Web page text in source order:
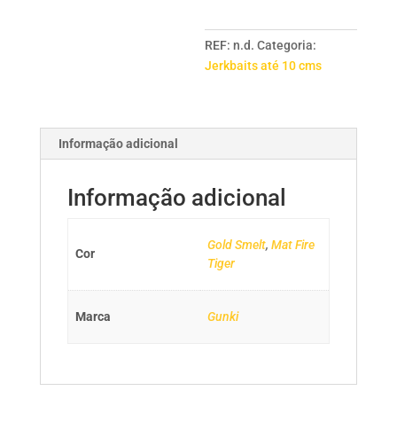
REF:n.d. Categoria:
Jerkbaits até 10 cms
Informação adicional
Informação adicional
Cor
Gold Smelt, Mat Fire
Tiger
Marca Gunki